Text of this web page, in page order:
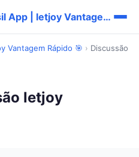
⚡ letjoy Original Brasil App | letjoy Vantagem Rápido 🎯
Vantagem Rápido 🎯 › Discussão
letjoy